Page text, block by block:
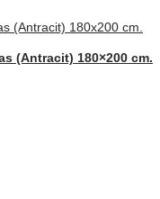
(Antracit) 180×200 cm.